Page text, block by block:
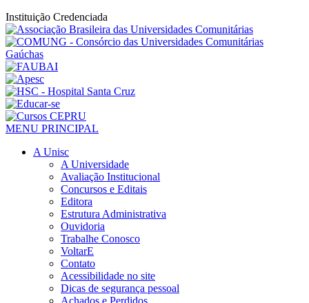
Instituição Credenciada
MENU PRINCIPAL
A Unisc
A Universidade
Avaliação Institucional
Concursos e Editais
Editora
Estrutura Administrativa
Ouvidoria
Trabalhe Conosco
VoltarE
Contato
Acessibilidade no site
Dicas de segurança pessoal
Achados e Perdidos